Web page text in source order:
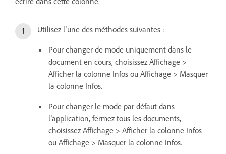
Utilisez l’une des méthodes suivantes :
Pour changer de mode uniquement dans le
document en cours, choisissez Affichage >
Afficher la colonne Infos ou Affichage > Masquer
la colonne Infos.
Pour changer le mode par défaut dans
l’application, fermez tous les documents,
choisissez Affichage > Afficher la colonne Infos
ou Affichage > Masquer la colonne Infos.